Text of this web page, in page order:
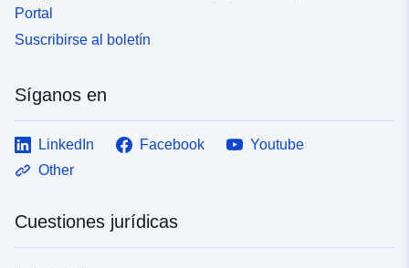
Portal
Suscribirse al boletín
Síganos en
LinkedIn Facebook
Youtube
Other
Cuestiones jurídicas